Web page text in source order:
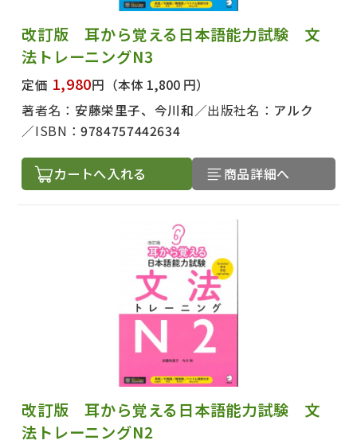
改訂版 耳から覚える日本語能力試験 文
法トレーニングN3
定価 1,980円 （本体 1,800 円）
著者名： 安藤栄里子、今川和 出版社名： アルク
ISBN：9784757442634
カートへ入れる 商品詳細へ
改訂版 耳から覚える日本語能力試験 文
法トレーニングN2